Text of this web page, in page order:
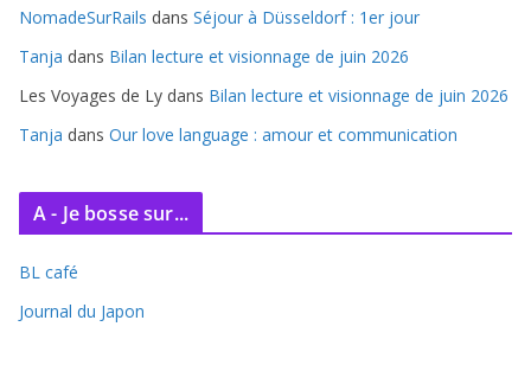
e
s
NomadeSurRails dans Séjour à Düsseldorf : 1er jour
Tanja dans Bilan lecture et visionnage de juin 2026
Les Voyages de Ly dans Bilan lecture et visionnage de juin 2026
Tanja dans Our love language : amour et communication
A - Je bosse sur...
BL café
Journal du Japon